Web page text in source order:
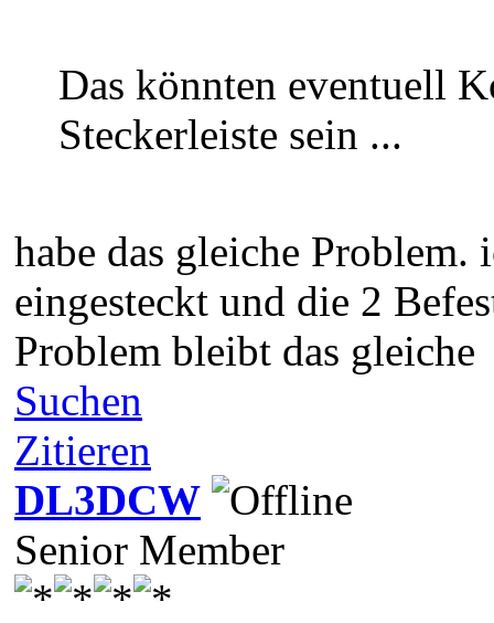
Das könnten eventuell
Steckerleiste sein ...
habe das gleiche Problem.
eingesteckt und die 2
Problem bleibt das gleiche
Suchen
Zitieren
DL3DCW
Senior Member